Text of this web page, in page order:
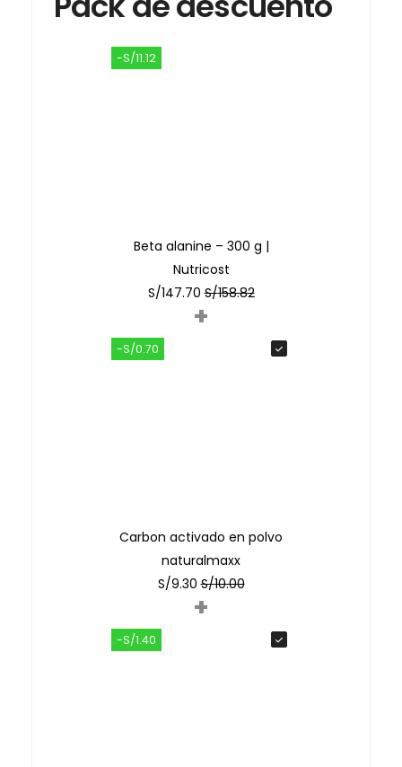
-S/11.12
Beta alanine – 300 g |
Nutricost
S/147.70 S/158.82
+
-S/0.70
Carbon activado en polvo
naturalmaxx
S/9.30 S/10.00
+
-S/1.40